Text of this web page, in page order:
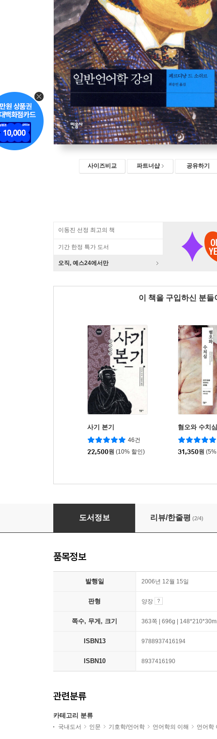
사이즈비교 파트너샵 공유하기
이동진 선정 최고의 책
기간 한정 특가 도서
오직, 예스24에서만
이 책을 구입하신 분
사기 본기
46건
22,500원 (10% 할인)
혐오와 수치심
31,350원
일반언어학 강의
도서정보 리뷰/한줄평 (2/4)
품목정보
발행일 2006년 12월 15일
판형 양장
쪽수, 무게, 크기 363쪽 | 696g |
ISBN13 9788937416194
ISBN10 8937416190
관련분류
카테고리 분류
국내도서 인문 기호학/언어학 언어학의 이해 언어학